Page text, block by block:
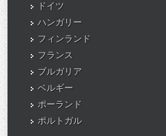
ドイツ
ハンガリー
フィンランド
フランス
ブルガリア
ベルギー
ポーランド
ポルトガル